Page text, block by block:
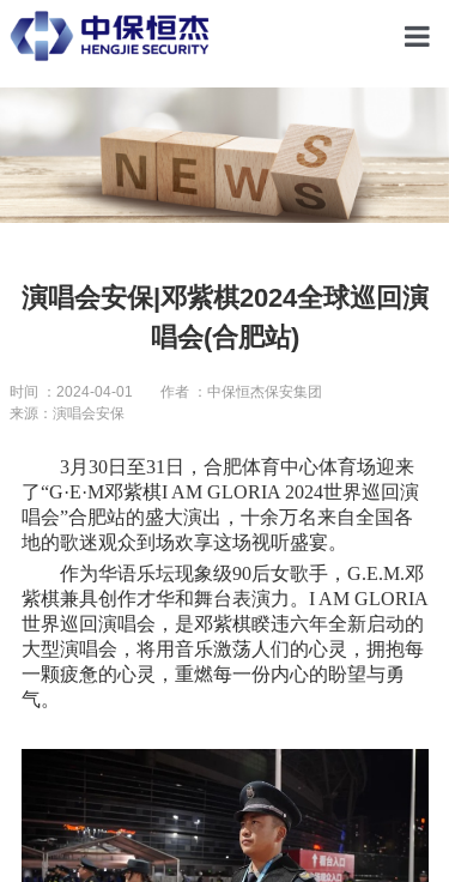
关
联
演唱会安保|邓紫棋2024全球巡回演
唱会(合肥站)
时间 ：2024-04-01
作者 ：中保恒杰保安集团
来源：演唱会安保
3月30日至31日，合肥体育中心体育场迎来
了“G·E·M邓紫棋I AM GLORIA 2024世界巡回演
唱会”合肥站的盛大演出，十余万名来自全国各
地的歌迷观众到场欢享这场视听盛宴。
作为华语乐坛现象级90后女歌手，G.E.M.邓
紫棋兼具创作才华和舞台表演力。I AM GLORIA
世界巡回演唱会，是邓紫棋睽违六年全新启动的
大型演唱会，将用音乐激荡人们的心灵，拥抱每
一颗疲惫的心灵，重燃每一份内心的盼望与勇
气。